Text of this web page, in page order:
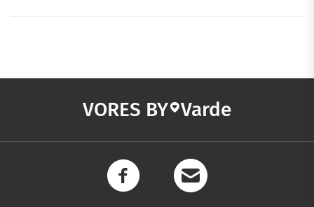
VORES BY Varde